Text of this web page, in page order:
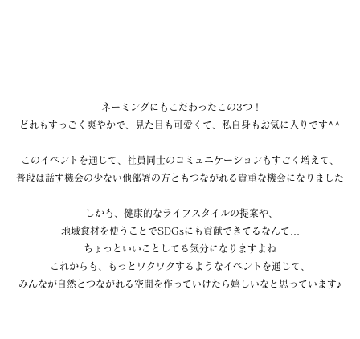
ネーミングにもこだわったこの3つ！
どれもすっごく爽やかで、見た目も可愛くて、私自身もお気に入りです^^
このイベントを通じて、社員同士のコミュニケーションもすごく増えて、
普段は話す機会の少ない他部署の方ともつながれる貴重な機会になりました
しかも、健康的なライフスタイルの提案や、
地域食材を使うことでSDGsにも貢献できてるなんて…
ちょっといいことしてる気分になりますよね
これからも、もっとワクワクするようなイベントを通じて、
みんなが自然とつながれる空間を作っていけたら嬉しいなと思っています♪